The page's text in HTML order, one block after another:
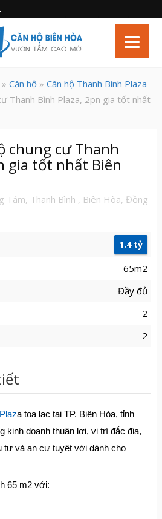
» Căn hộ» Căn hộ Thanh Bình Plaza
Thanh Bình Plaza, 2pn gia tốt nhất
chung cư Thanh
gia tốt nhất Biên
Tám, Thanh Bình , Biên Hòa, Đồng
1.4 tỷ
65m2
Đầy đủ
2
2
a tọa lạc tại TP. Biên Hòa, tỉnh
kinh doanh thuận lợi, vị trí đắc địa,
tư và an cư tuyệt vời dành cho
65 m2 với: